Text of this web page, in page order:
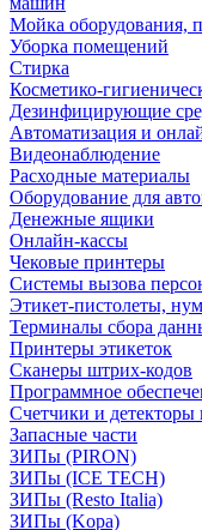
Мойка оборудования,
Уборка помещений
Стирка
Косметико-
Дезинфицирующие
Автоматизация и
Видеонаблюдение
Расходные материалы
Оборудование для
Денежные ящики
Онлайн-кассы
Чековые принтеры
Системы вызова
Этикет-пистолеты,
Терминалы сбора
Принтеры этикеток
Сканеры штрих-кодов
Программное
Счетчики и детекторы
Запасные части
ЗИПы (PIRON)
ЗИПы (ICE TECH)
ЗИПы (Resto Italia)
ЗИПы (Kopa)